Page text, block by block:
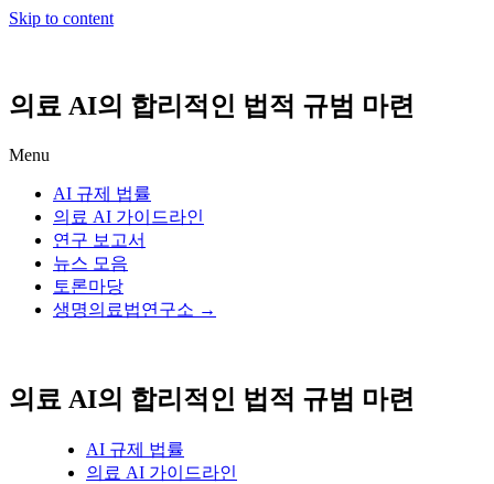
Skip to content
의료 AI의 합리적인 법적 규범 마련
Menu
AI 규제 법률
의료 AI 가이드라인
연구 보고서
뉴스 모음
토론마당
생명의료법연구소 →
의료 AI의 합리적인 법적 규범 마련
AI 규제 법률
의료 AI 가이드라인